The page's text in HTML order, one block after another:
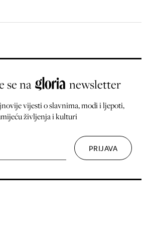
se na newsletter
vijesti o slavnima, modi i ljepoti,
življenja i kulturi